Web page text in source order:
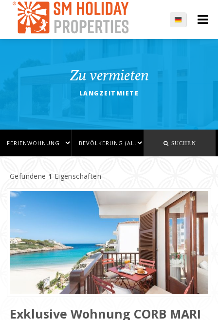
Zu vermieten
LANGZEITMIETE
SUCHEN
Gefundene 1 Eigenschaften
Exklusive Wohnung CORB MARI